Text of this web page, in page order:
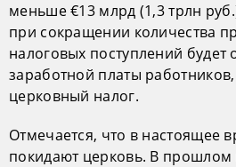
меньше €13 млрд (1,3 трлн
при сокращении количества
налоговых поступлений будет
заработной платы
церковный налог.
Отмечается, что в настоящее
покидают церковь. В прошлом